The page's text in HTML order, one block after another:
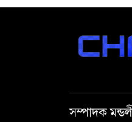
সম্পাদক